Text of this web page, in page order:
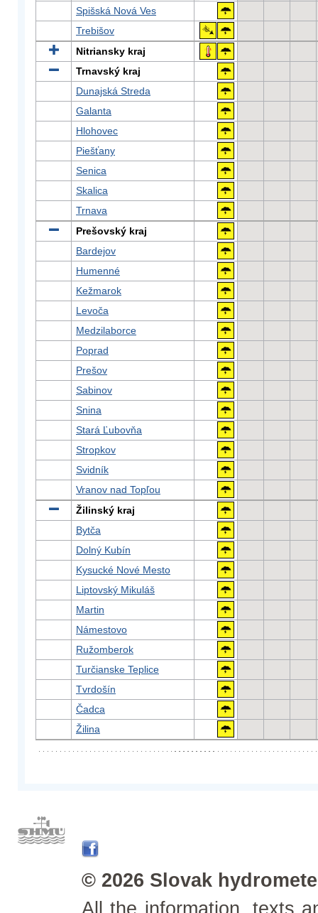
Spišská Nová Ves
Trebišov
Nitriansky kraj
Trnavský kraj
Dunajská Streda
Galanta
Hlohovec
Piešťany
Senica
Skalica
Trnava
Prešovský kraj
Bardejov
Humenné
Kežmarok
Levoča
Medzilaborce
Poprad
Prešov
Sabinov
Snina
Stará Ľubovňa
Stropkov
Svidník
Vranov nad Topľou
Žilinský kraj
Bytča
Dolný Kubín
Kysucké Nové Mesto
Liptovský Mikuláš
Martin
Námestovo
Ružomberok
Turčianske Teplice
Tvrdošín
Čadca
Žilina
© 2026 Slovak
All the information, texts